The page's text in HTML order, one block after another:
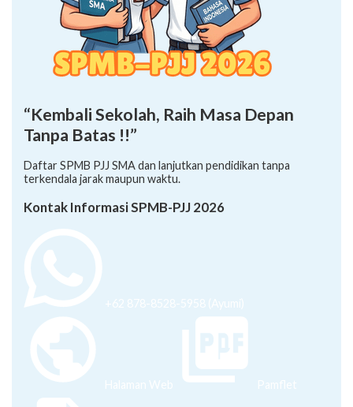
“Kembali Sekolah, Raih Masa Depan
Tanpa Batas !!”
Daftar SPMB PJJ SMA dan lanjutkan pendidikan tanpa
terkendala jarak maupun waktu.
Kontak Informasi SPMB-PJJ 2026
+62 878-8528-5958 (Ayumi)
Halaman Web Pamflet